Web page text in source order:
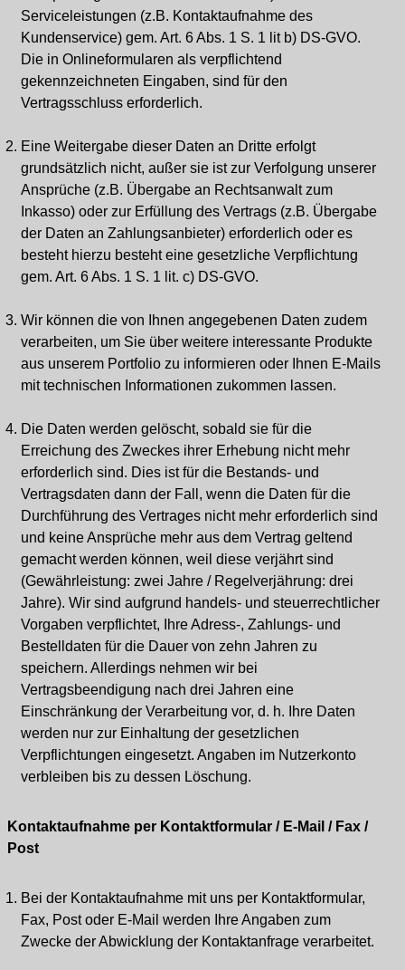
Serviceleistungen (z.B. Kontaktaufnahme des
Kundenservice) gem. Art. 6 Abs. 1 S. 1 lit b) DS-GVO.
Die in Onlineformularen als verpflichtend
gekennzeichneten Eingaben, sind für den
Vertragsschluss erforderlich.
Eine Weitergabe dieser Daten an Dritte erfolgt
grundsätzlich nicht, außer sie ist zur Verfolgung unserer
Ansprüche (z.B. Übergabe an Rechtsanwalt zum
Inkasso) oder zur Erfüllung des Vertrags (z.B. Übergabe
der Daten an Zahlungsanbieter) erforderlich oder es
besteht hierzu besteht eine gesetzliche Verpflichtung
gem. Art. 6 Abs. 1 S. 1 lit. c) DS-GVO.
Wir können die von Ihnen angegebenen Daten zudem
verarbeiten, um Sie über weitere interessante Produkte
aus unserem Portfolio zu informieren oder Ihnen E-Mails
mit technischen Informationen zukommen lassen.
Die Daten werden gelöscht, sobald sie für die
Erreichung des Zweckes ihrer Erhebung nicht mehr
erforderlich sind. Dies ist für die Bestands- und
Vertragsdaten dann der Fall, wenn die Daten für die
Durchführung des Vertrages nicht mehr erforderlich sind
und keine Ansprüche mehr aus dem Vertrag geltend
gemacht werden können, weil diese verjährt sind
(Gewährleistung: zwei Jahre / Regelverjährung: drei
Jahre). Wir sind aufgrund handels- und steuerrechtlicher
Vorgaben verpflichtet, Ihre Adress-, Zahlungs- und
Bestelldaten für die Dauer von zehn Jahren zu
speichern. Allerdings nehmen wir bei
Vertragsbeendigung nach drei Jahren eine
Einschränkung der Verarbeitung vor, d. h. Ihre Daten
werden nur zur Einhaltung der gesetzlichen
Verpflichtungen eingesetzt. Angaben im Nutzerkonto
verbleiben bis zu dessen Löschung.
Kontaktaufnahme per Kontaktformular / E-Mail / Fax /
Post
Bei der Kontaktaufnahme mit uns per Kontaktformular,
Fax, Post oder E-Mail werden Ihre Angaben zum
Zwecke der Abwicklung der Kontaktanfrage verarbeitet.